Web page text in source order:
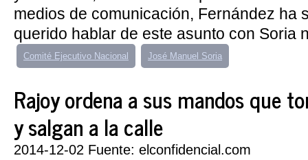
medios de comunicación, Fernández ha
querido hablar de este asunto con Soria
Comité Ejecutivo Nacional José Manuel Soria
Rajoy ordena a sus mandos que
y salgan a la calle
2014-12-02 Fuente: elconfidencial.com